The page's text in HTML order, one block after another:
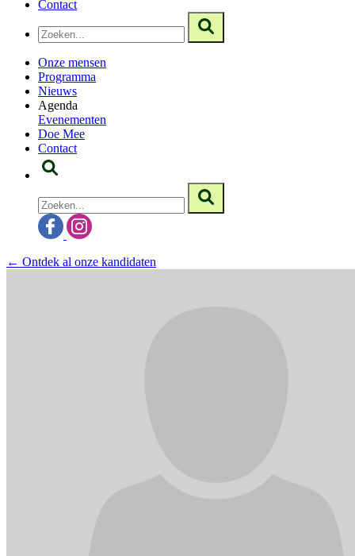
Contact
Onze mensen
Programma
Nieuws
Agenda
Evenementen
Doe Mee
Contact
← Ontdek al onze kandidaten